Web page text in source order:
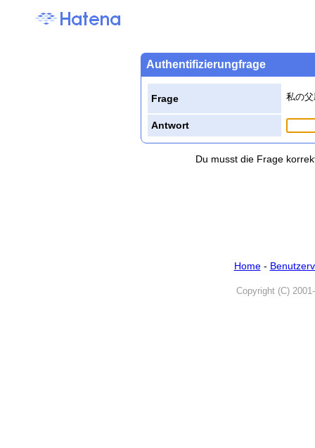
Authentifizierungfrage
Frage 私の
Antwort
Du musst die Frage
Home-
Copyright (C)